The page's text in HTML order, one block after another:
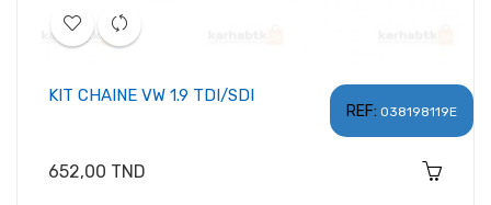
REF: 038198119E
KIT CHAINE VW 1.9 TDI/SDI
Prix
652,00 TND